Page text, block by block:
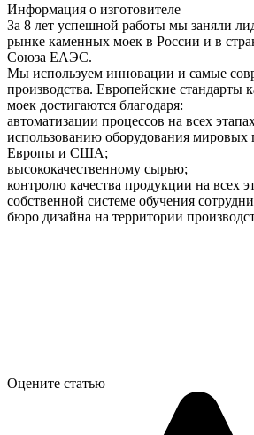
Информация о изготовителе
За 8 лет успешной работы мы заняли
рынке каменных моек в России и в
Союза ЕАЭС.
Мы используем инновации и самые
производства. Европейские стандарты
моек достигаются благодаря:
автоматизации процессов на всех
использованию оборудования мировых
Европы и США;
высококачественному сырью;
контролю качества продукции на всех
собственной системе обучения
бюро дизайна на территории
Оцените статью